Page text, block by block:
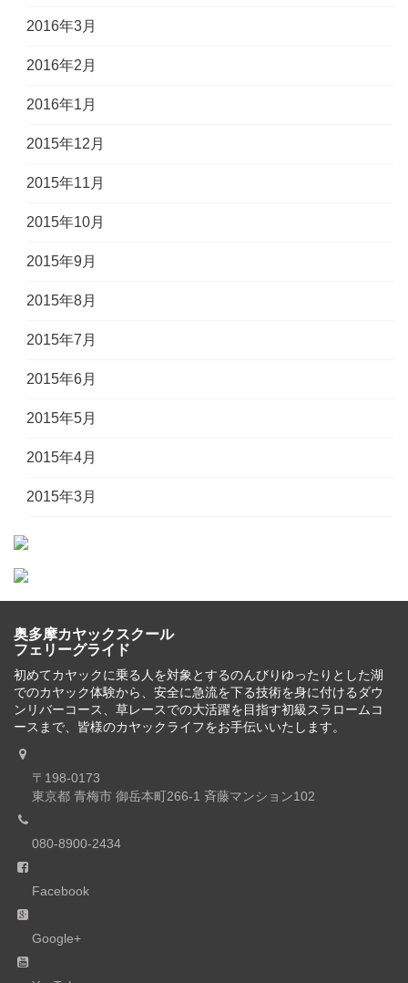
2016年3月
2016年2月
2016年1月
2015年12月
2015年11月
2015年10月
2015年9月
2015年8月
2015年7月
2015年6月
2015年5月
2015年4月
2015年3月
奥多摩カヤックスクール
フェリーグライド
初めてカヤックに乗る人を対象とするのんびりゆったりとした湖
でのカヤック体験から、安全に急流を下る技術を身に付けるダウ
ンリバーコース、草レースでの大活躍を目指す初級スラロームコ
ースまで、皆様のカヤックライフをお手伝いいたします。
〒198-0173
東京都 青梅市 御岳本町266-1 斉藤マンション102
080-8900-2434
Facebook
Google+